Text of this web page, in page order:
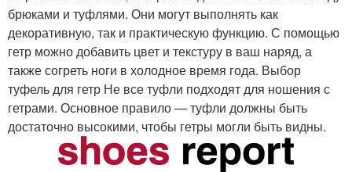
брюками и туфлями. Они могут выполнять как
декоративную, так и практическую функцию. С помощью
гетр можно добавить цвет и текстуру в ваш наряд, а
также согреть ноги в холодное время года. Выбор
туфель для гетр Не все туфли подходят для ношения с
гетрами. Основное правило — туфли должны быть
достаточно высокими, чтобы гетры могли быть видны.